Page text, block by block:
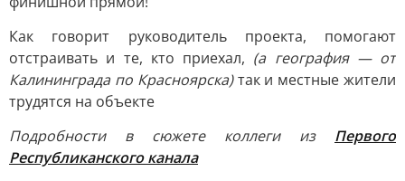
Как говорит руководитель проекта, помогают
отстраивать и те, кто приехал, (а география — от
Калининграда по Красноярска)так и местные жители
трудятся на объекте
Подробности в сюжете коллеги из Первого
Республиканского канала